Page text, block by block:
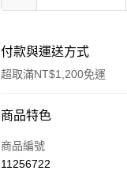
付款與運送方式
超取滿NT$1,200免運
付款方式
信用卡一次付款
商品特色
商品編號
11256722